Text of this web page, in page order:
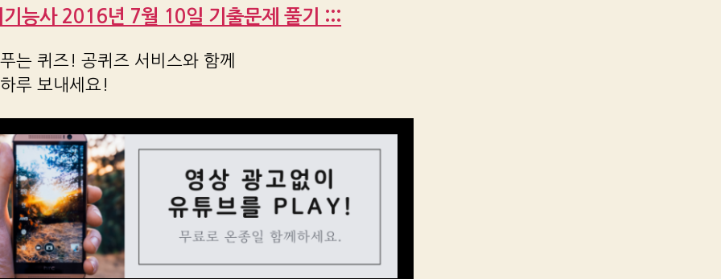
능사 2016년 7월 10일 기출문제 풀기 :::
는 퀴즈! 공퀴즈 서비스와 함께
루 보내세요!